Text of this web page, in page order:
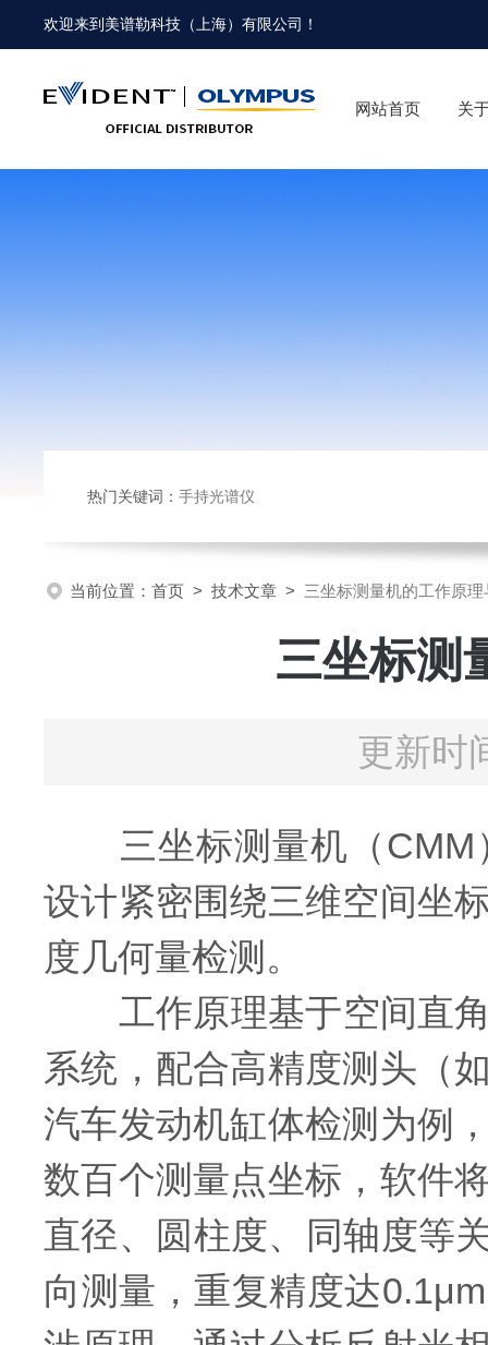
欢迎来到 美谱勒科技（上海）有限公司 ！
网站首页 关
热门关键词： 手持光谱仪
当前位置： 首页 > 技术文章 > 三坐标测量机的工作原
三坐标测
更新时
三坐标测量机（CMM
设计紧密围绕三维空间坐
度几何量检测。
工作原理基于空间直角
系统，配合高精度测头（
汽车发动机缸体检测为例
数百个测量点坐标，软件
直径、圆柱度、同轴度等
向测量，重复精度达